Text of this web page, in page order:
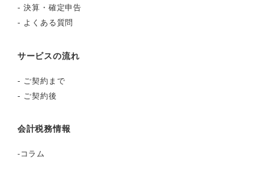
-決算・確定申告
- よくある質問
サービスの流れ
- ご契約まで
- ご契約後
会計税務情報
-コラム